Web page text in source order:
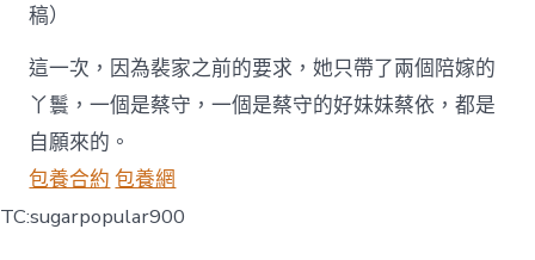
稿）
這一次，因為裴家之前的要求，她只帶了兩個陪嫁的
丫鬟，一個是蔡守，一個是蔡守的好妹妹蔡依，都是
自願來的。
包養合約 包養網
TC:sugarpopular900